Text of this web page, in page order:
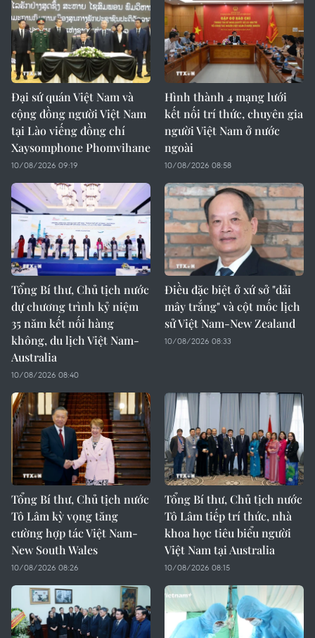
Đại sứ quán Việt Nam và
cộng đồng người Việt Nam
tại Lào viếng đồng chí
Xaysomphone Phomvihane
10/08/2026 09:19
Hình thành 4 mạng lưới
kết nối trí thức, chuyên gia
người Việt Nam ở nước
ngoài
10/08/2026 08:58
Tổng Bí thư, Chủ tịch nước
dự chương trình kỷ niệm
35 năm kết nối hàng
không, du lịch Việt Nam-
Australia
10/08/2026 08:40
Điều đặc biệt ở xứ sở "dải
mây trắng" và cột mốc lịch
sử Việt Nam-New Zealand
10/08/2026 08:33
Tổng Bí thư, Chủ tịch nước
Tô Lâm kỳ vọng tăng
cường hợp tác Việt Nam-
New South Wales
10/08/2026 08:26
Tổng Bí thư, Chủ tịch nước
Tô Lâm tiếp trí thức, nhà
khoa học tiêu biểu người
Việt Nam tại Australia
10/08/2026 08:15